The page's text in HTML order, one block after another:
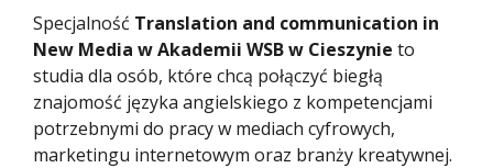
Specjalność Translation and communication in
New Media w Akademii WSB w Cieszynie to
studia dla osób, które chcą połączyć biegłą
znajomość języka angielskiego z kompetencjami
potrzebnymi do pracy w mediach cyfrowych,
marketingu internetowym oraz branży kreatywnej.